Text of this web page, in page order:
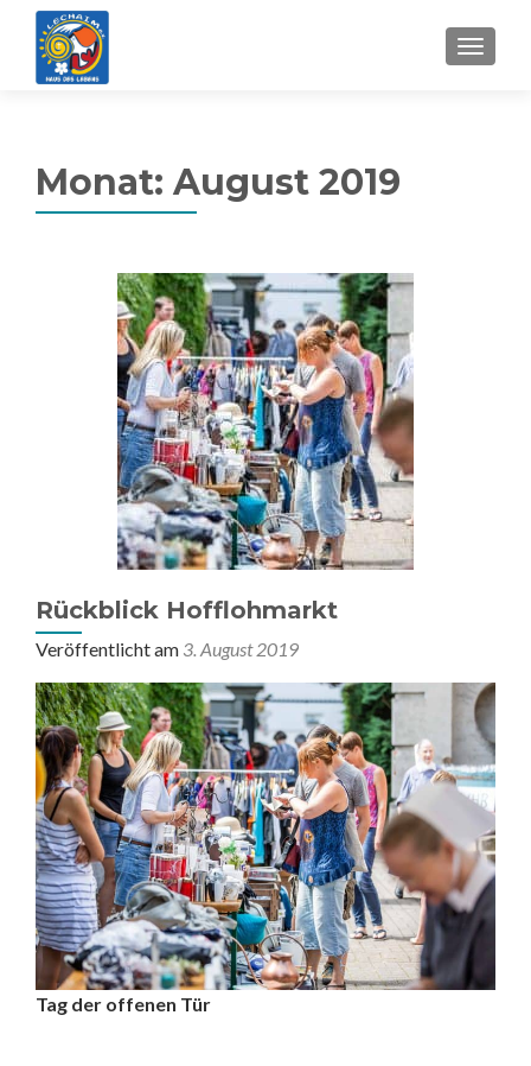
MENU
Monat: August 2019
Rückblick Hofflohmarkt
Veröffentlicht am 3. August 2019
Tag der offenen Tür